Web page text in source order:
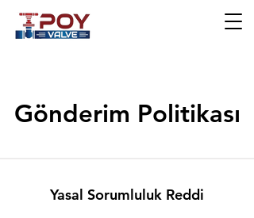
Gönderim Politikası
Yasal Sorumluluk Reddi